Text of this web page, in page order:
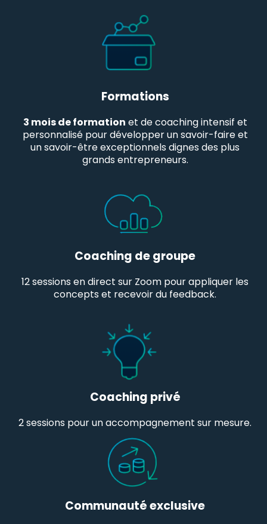
Formations
3 mois de formation et de coaching intensif et
personnalisé pour développer un savoir-faire et
un savoir-être exceptionnels dignes des plus
grands entrepreneurs.
Coaching de groupe
12 sessions en direct sur Zoom pour appliquer les
concepts et recevoir du feedback.
Coaching privé
2 sessions pour un accompagnement sur mesure.
Communauté exclusive